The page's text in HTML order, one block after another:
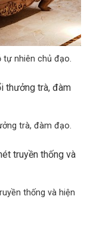
tự nhiên chủ đạo.
trà, đàm đạo.
thống và hiện